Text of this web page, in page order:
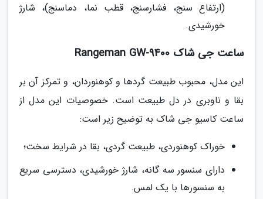
(ارتفاع سنج، فشارسنج، قطب نما، دماسنج)، شارژ
خورشیدی.
ساعت جی شاک Rangeman GW-9400
این مدل، محبوب طبیعت گردها و کوهنوردان، و تمرکز آن بر
بقا و ناوبری در دل طبیعت است. خصوصیات این مدل از
ساعت کاسیو جی شاک به توضیح زیر است:
خوراک کوهنوردی، طبیعت گردی، بقا در شرایط سخت؛
دارای سنسور سه گانه، شارژ خورشیدی، دسترسی سریع
به سنسورها با یک لمس.